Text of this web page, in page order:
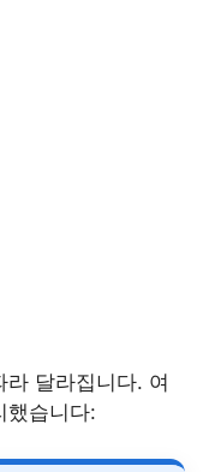
달라집니다. 여
했습니다: